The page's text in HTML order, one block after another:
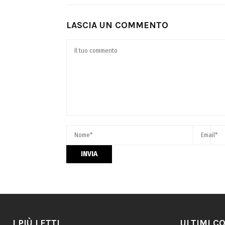
LASCIA UN COMMENTO
I PIÙ LETTI ULTIMI